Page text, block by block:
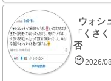
ウォシ
「くさ
否
2026/